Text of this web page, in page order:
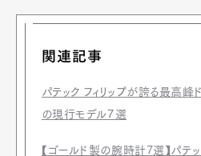
関連記事
パテック フィリップが誇る最高峰ド
の現行モデル７選
【ゴールド製の腕時計7選】パテッ